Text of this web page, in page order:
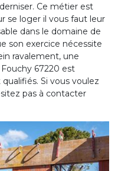
Ce métier est
se loger il vous faut leur
dans le domaine de
son exercice nécessite
ravalement, une
67220 est
Si vous voulez
pas à contacter